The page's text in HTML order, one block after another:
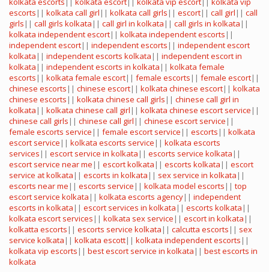
escorts || kolkata call girl || kolkata call girls || escort|| call girl || call
girls || call girls kolkata || call girl in kolkata || call girls in kolkata ||
kolkata independent escort|| kolkata independent escorts ||
independent escort|| independent escorts || independent escort
kolkata || independent escorts kolkata || independent escort in
kolkata || independent escorts in kolkata || kolkata female
escorts || kolkata female escort|| female escorts || female escort||
chinese escorts || chinese escort|| kolkata chinese escort|| kolkata
chinese escorts || kolkata chinese call girls || chinese call girl in
kolkata || kolkata chinese call girl || kolkata chinese escort service ||
chinese call girls || chinese call girl || chinese escort service ||
female escorts service || female escort service || escorts || kolkata
escort service || kolkata escorts service || kolkata escorts
services || escort service in kolkata || escorts service kolkata ||
escort service near me || escort kolkata || escorts kolkata || escort
service at kolkata || escorts in kolkata || sex service in kolkata ||
escorts near me || escorts service || kolkata model escorts || top
escort service kolkata || kolkata escorts agency|| independent
escorts in kolkata || escort services in kolkata || escorts kolkata ||
kolkata escort services || kolkata sex service || escort in kolkata ||
kolkatta escorts || escorts service kolkata || calcutta escorts || sex
service kolkata || kolkata escott|| kolkata independent escorts ||
kolkata vip escorts || best escort service in kolkata || best escorts in
kolkata